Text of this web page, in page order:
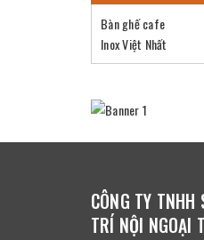
Bàn ghế cafe
Inox Việt Nhất
CÔNG TY TNHH
TRÍ NỘI NGOẠI